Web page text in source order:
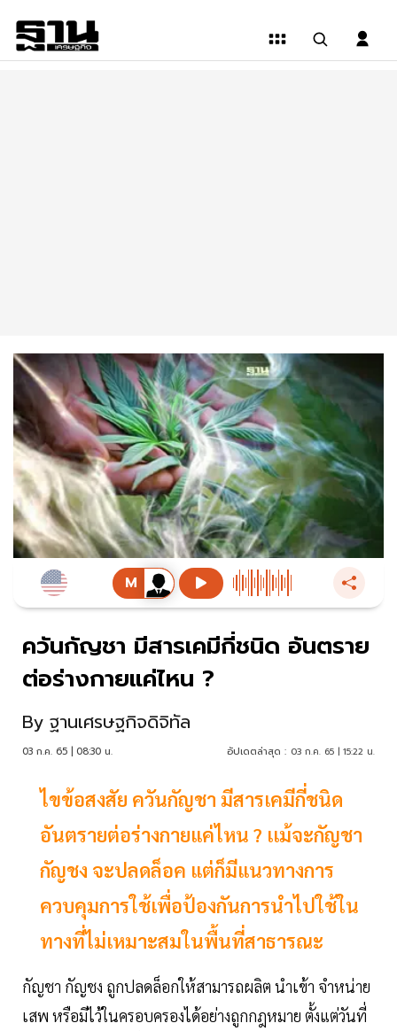
ควันกัญชา มีสารเคมีกี่ชนิด อันตราย
ต่อร่างกายแค่ไหน ?
By ฐานเศรษฐกิจดิจิทัล
03 ก.ค. 65 | 08:30 น. อัปเดตล่าสุด : 03 ก.ค. 65 | 15:22 น.
ไขข้อสงสัย ควันกัญชา มีสารเคมีกี่ชนิด
อันตรายต่อร่างกายแค่ไหน ? เเม้จะกัญชา
กัญชง จะปลดล็อค แต่ก็มีแนวทางการ
ควบคุมการใช้เพื่อป้องกันการนำไปใช้ใน
ทางที่ไม่เหมาะสมในพื้นที่สาธารณะ
กัญชา กัญชง ถูกปลดล็อกให้สามารถผลิต นำเข้า จำหน่าย
เสพ หรือมีไว้ในครอบครองได้อย่างถูกกฎหมาย ตั้งแต่วันที่